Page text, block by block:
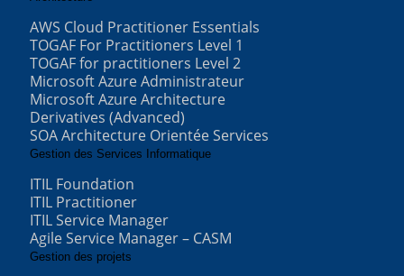
AWS Cloud Practitioner Essentials
TOGAF For Practitioners Level 1
TOGAF for practitioners Level 2
Microsoft Azure Administrateur
Microsoft Azure Architecture
Derivatives (Advanced)
SOA Architecture Orientée Services
Gestion des Services Informatique
ITIL Foundation
ITIL Practitioner
ITIL Service Manager
Agile Service Manager – CASM
Gestion des projets